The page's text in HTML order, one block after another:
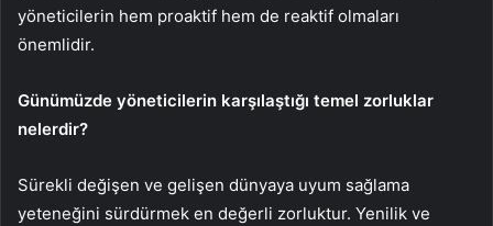
yöneticilerin hem proaktif hem de reaktif olmaları
önemlidir.
Günümüzde yöneticilerin karşılaştığı temel zorluklar
nelerdir?
Sürekli değişen ve gelişen dünyaya uyum sağlama
yeteneğini sürdürmek en değerli zorluktur. Yenilik ve